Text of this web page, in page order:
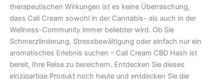
therapeutischen Wirkungen ist es keine Überraschung,
dass Cali Cream sowohl in der Cannabis- als auch in der
Wellness-Community immer beliebter wird. Ob Sie
Schmerzlinderung, Stressbewältigung oder einfach nur ein
aromatisches Erlebnis suchen – Cali Cream CBD Hash ist
bereit, Ihre Reise zu bereichern. Entdecken Sie dieses
einzigartige Produkt noch heute und entdecken Sie die